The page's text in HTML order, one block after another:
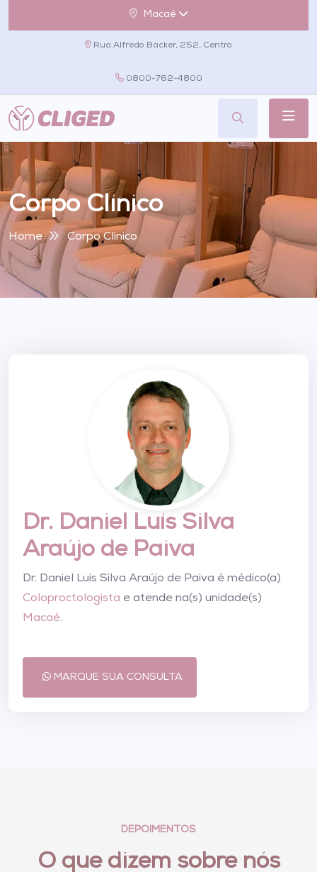
Macaé
Rua Alfredo Backer, 252, Centro
0800-762-4800
Corpo Clínico
Home Corpo Clínico
Dr. Daniel Luís Silva
Araújo de Paiva
Dr. Daniel Luís Silva Araújo de Paiva é médico(a)
Coloproctologista e atende na(s) unidade(s)
Macaé.
MARQUE SUA CONSULTA
DEPOIMENTOS
O que dizem sobre nós